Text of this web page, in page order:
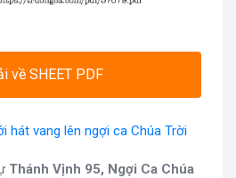
về SHEET PDF
hát vang lên ngợi ca Chúa Trời
Thánh Vịnh 95, Ngợi Ca Chúa